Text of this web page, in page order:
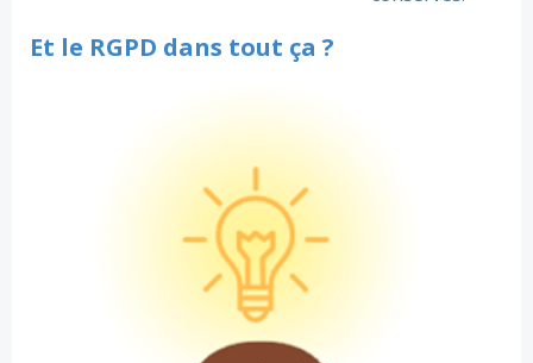
Et le RGPD dans tout ça ?